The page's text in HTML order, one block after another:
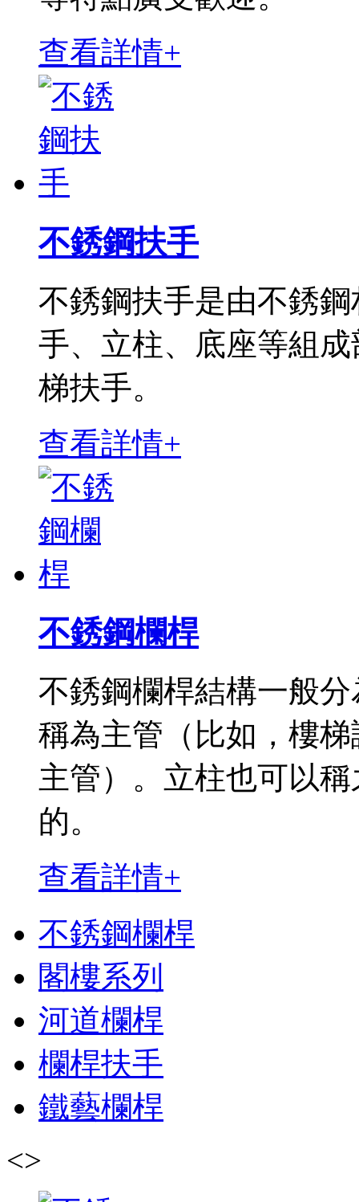
查看詳情+
不銹鋼扶手
不銹鋼扶手是由不銹
手、立柱、底座等組
梯扶手。
查看詳情+
不銹鋼欄桿
不銹鋼欄桿結構一般
稱為主管（比如，樓
主管）。立柱也可以
的。
查看詳情+
不銹鋼欄桿
閣樓系列
河道欄桿
欄桿扶手
鐵藝欄桿
<>